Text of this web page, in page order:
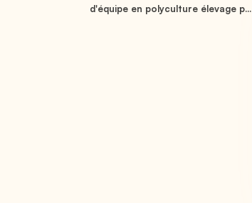
d'équipe en polyculture élevage p...